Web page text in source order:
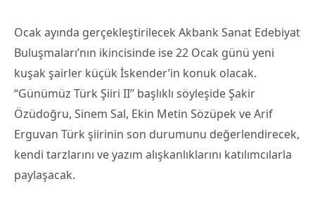
Ocak ayında gerçekleştirilecek Akbank Sanat Edebiyat
Buluşmaları’nın ikincisinde ise 22 Ocak günü yeni
kuşak şairler küçük İskender’in konuk olacak.
“Günümüz Türk Şiiri II” başlıklı söyleşide Şakir
Özüdoğru, Sinem Sal, Ekin Metin Sözüpek ve Arif
Erguvan Türk şiirinin son durumunu değerlendirecek,
kendi tarzlarını ve yazım alışkanlıklarını katılımcılarla
paylaşacak.